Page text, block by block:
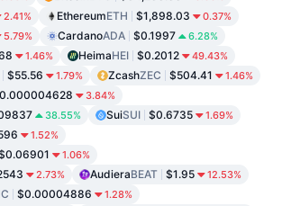
2.41% EthereumETH $1,898.03 0.37%
5.79% CardanoADA $0.1997 6.28%
1.46% HeimaHEI $0.2012 49.43%
$55.56 1.79% ZcashZEC $504.41 1.46%
3.84%
38.55% SuiSUI $0.6735 1.69%
1.52%
1.06%
2.73% AudieraBEAT $1.95 12.53%
$0.00004886 1.28%